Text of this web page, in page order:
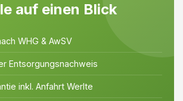
auf einen Blick
WHG & AwSV
Entsorgungsnachweis
inkl. Anfahrt Werlte